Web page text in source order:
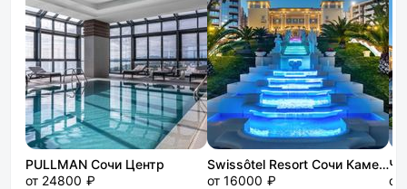
PULLMAN Сочи Центр
от 24800 ₽
Swissôtel Resort Сочи Камелия (Свиссотель Камелия)
от 16000 ₽
от